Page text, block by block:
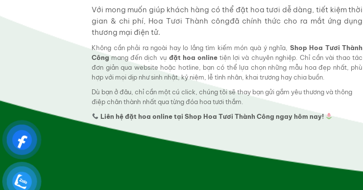
Với mong muốn giúp khách hàng có thể đặt hoa tươi dễ dàng, tiết kiệm thời
gian & chi phí, Hoa Tươi Thành côngđã chính thức cho ra mắt ứng dụng
thương mại điện tử.
Không cần phải ra ngoài hay lo lắng tìm kiếm món quà ý nghĩa, Shop Hoa Tươi Thành
Công mang đến dịch vụ đặt hoa onlinetiện lợi và chuyên nghiệp. Chỉ cần vài thao tác
đơn giản qua website hoặc hotline, bạn có thể lựa chọn những mẫu hoa đẹp nhất, phù
hợp với mọi dịp như sinh nhật, kỷ niệm, lễ tình nhân, khai trương hay chia buồn.
Dù bạn ở đâu, chỉ cần một cú click, chúng tôi sẽ thay bạn gửi gắm yêu thương và thông
điệp chân thành nhất qua từng đóa hoa tươi thắm.
Liên hệ đặt hoa online tại Shop Hoa Tươi Thành Công ngay hôm nay!